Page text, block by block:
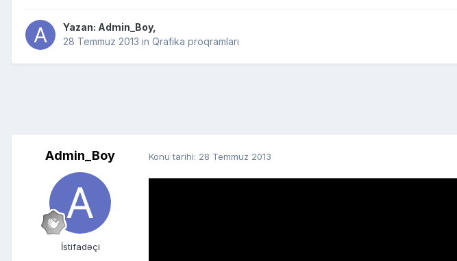
Yazan: Admin_Boy,
28 Temmuz 2013 in Qrafika proqramları
Admin_Boy
İstifadəçi
Konu tarihi: 28 Temmuz 2013